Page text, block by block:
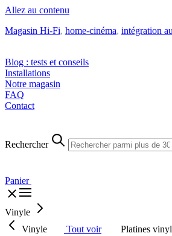
Allez au contenu
Magasin Hi-Fi, home-cinéma, intégration
Blog : tests et conseils
Installations
Notre magasin
FAQ
Contact
Rechercher
Panier
Vinyle
Vinyle
Tout voir
Platines